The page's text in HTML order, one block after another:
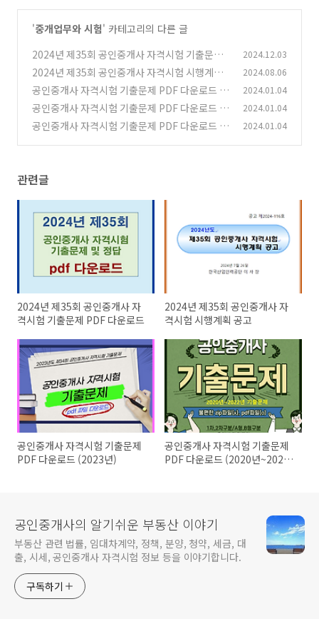
'중개업무와 시험' 카테고리의 다른 글
2024년 제35회 공인중개사 자격시험 기출문제
PDF 다운로드
(0)
2024.12.03
2024년 제35회 공인중개사 자격시험 시행계획
공고
(0)
2024.08.06
공인중개사 자격시험 기출문제 PDF 다운로드 (2
023년) (0)
2024.01.04
공인중개사 자격시험 기출문제 PDF 다운로드 (2
020년~2022년)
(1)
2024.01.04
공인중개사 자격시험 기출문제 PDF 다운로드 (2
2024.01.04
관련글
2024년 제35회 공인중개사 자
격시험 기출문제 PDF 다운로드
2024년 제35회 공인중개사 자
격시험 시행계획 공고
공인중개사 자격시험 기출문제
PDF 다운로드 (2023년)
공인중개사 자격시험 기출문제
PDF 다운로드 (2020년~2022
공인중개사의 알기쉬운 부동산 이야기
부동산 관련 법률, 임대차계약, 정책, 분양, 청약, 세금, 대
출, 시세, 공인중개사 자격시험 정보 등을 이야기합니다.
구독하기